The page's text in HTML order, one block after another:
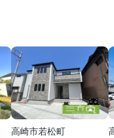
高崎市若松町